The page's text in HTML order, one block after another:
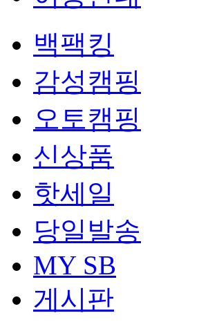
백팩킹
감성캠핑
오토캠핑
신상품
핫세일
당일발송
MY SB
게시판